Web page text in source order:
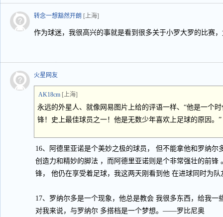
转念一想豁然开朗 [上海]
作为球迷，我很高兴的事就是看到很多关于小罗大罗的比赛
火星网友
AK18cm [上海]
永远的外星人、就像网易图片上给的评语一样、“他是一个
锋！史上最佳球员之一！他是无数少年喜欢上足球的原因。”
16、阿德里亚诺是个美妙之极的球员， 但不能拿他和罗纳尔
创造力和精妙的脚法 ，而阿德里亚诺则是个非常强壮的前锋
锋， 他仍在享受着足球，我这两天刚看到他 在进球同时为
17、罗纳尔多是一个现象，他总是教会 我很多东西，给我一
对我来说，与罗纳尔 多搭档是一个梦想。——罗比尼奥